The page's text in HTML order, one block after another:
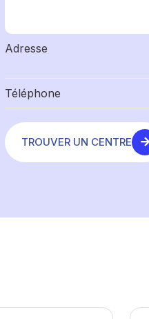
Adresse
Téléphone
TROUVER UN CENTRE